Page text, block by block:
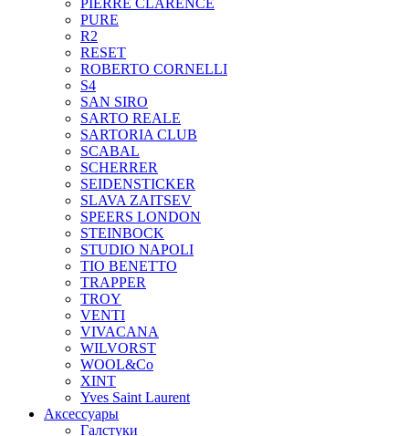
PURE
R2
RESET
ROBERTO CORNELLI
S4
SAN SIRO
SARTO REALE
SARTORIA CLUB
SCABAL
SCHERRER
SEIDENSTICKER
SLAVA ZAITSEV
SPEERS LONDON
STEINBOCK
STUDIO NAPOLI
TIO BENETTO
TRAPPER
TROY
VENTI
VIVACANA
WILVORST
WOOL&Co
XINT
Yves Saint Laurent
Аксессуары
Галстуки